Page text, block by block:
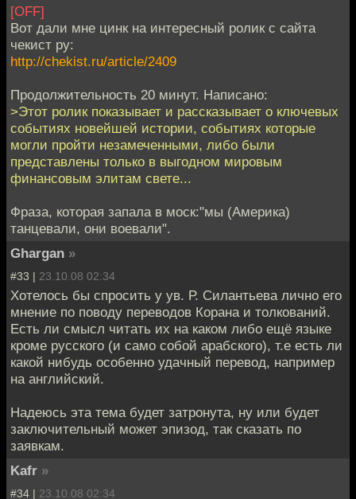
[OFF]
Вот дали мне цинк на интересный ролик с сайта
чекист ру:
http://chekist.ru/article/2409
Продолжительность 20 минут. Написано:
>Этот ролик показывает и рассказывает о ключевых
событиях новейшей истории, событиях которые
могли пройти незамеченными, либо были
представлены только в выгодном мировым
финансовым элитам свете...
Фраза, которая запала в моск:"мы (Америка)
танцевали, они воевали".
Ghargan »
#33 | 23.10.08 02:34
Хотелось бы спросить у ув. Р. Силантьева лично его
мнение по поводу переводов Корана и толкований.
Есть ли смысл читать их на каком либо ещё языке
кроме русского (и само собой арабского), т.е есть ли
какой нибудь особенно удачный перевод, например
на английский.
Надеюсь эта тема будет затронута, ну или будет
заключительный может эпизод, так сказать по
заявкам.
Kafr »
#34 | 23.10.08 02:34